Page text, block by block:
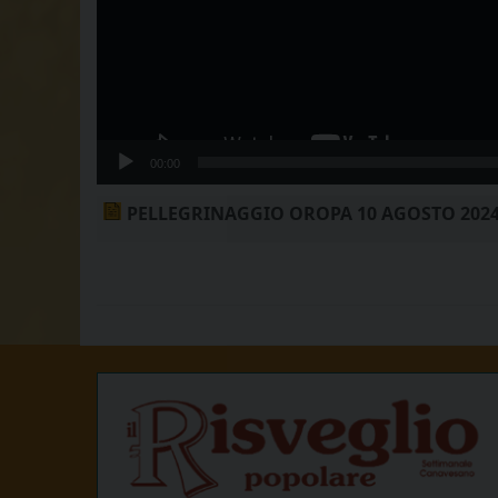
00:00
PELLEGRINAGGIO OROPA 10 AGOSTO